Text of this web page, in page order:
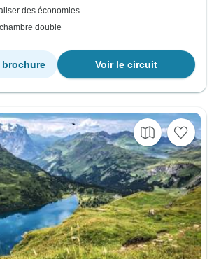
des économies
double
Voir le circuit
brochure